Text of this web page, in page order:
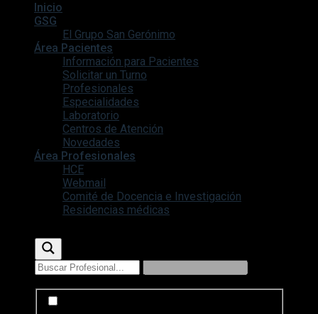
Inicio
GSG
El Grupo San Gerónimo
Área Pacientes
Información para Pacientes
Solicitar un Turno
Profesionales
Especialidades
Laboratorio
Centros de Atención
Novedades
Área Profesionales
HCE
Webmail
Comité de Docencia e Investigación
Residencias médicas